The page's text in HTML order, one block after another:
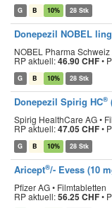
G B 10% 28 Stk
Donepezil NOBEL
NOBEL Pharma
RP aktuell:46.90 CHF•
G B 10% 28 Stk
Donepezil Spirig HC®
Spirig HealthCare AG •
RP aktuell:47.05 CHF•
G B 10% 28 Stk
Aricept®/- Evess (10
Pfizer AG • Filmtabletten
RP aktuell:56.25 CHF•